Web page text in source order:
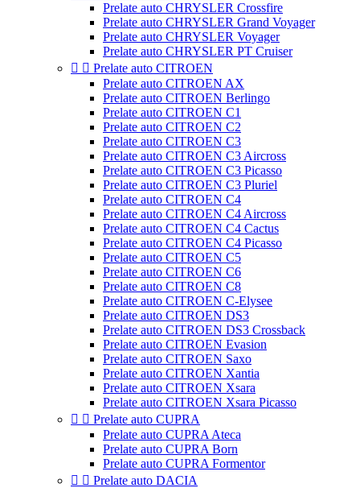
Prelate auto CHRYSLER Crossfire
Prelate auto CHRYSLER Grand Voyager
Prelate auto CHRYSLER Voyager
Prelate auto CHRYSLER PT Cruiser
  Prelate auto CITROEN
Prelate auto CITROEN AX
Prelate auto CITROEN Berlingo
Prelate auto CITROEN C1
Prelate auto CITROEN C2
Prelate auto CITROEN C3
Prelate auto CITROEN C3 Aircross
Prelate auto CITROEN C3 Picasso
Prelate auto CITROEN C3 Pluriel
Prelate auto CITROEN C4
Prelate auto CITROEN C4 Aircross
Prelate auto CITROEN C4 Cactus
Prelate auto CITROEN C4 Picasso
Prelate auto CITROEN C5
Prelate auto CITROEN C6
Prelate auto CITROEN C8
Prelate auto CITROEN C-Elysee
Prelate auto CITROEN DS3
Prelate auto CITROEN DS3 Crossback
Prelate auto CITROEN Evasion
Prelate auto CITROEN Saxo
Prelate auto CITROEN Xantia
Prelate auto CITROEN Xsara
Prelate auto CITROEN Xsara Picasso
  Prelate auto CUPRA
Prelate auto CUPRA Ateca
Prelate auto CUPRA Born
Prelate auto CUPRA Formentor
  Prelate auto DACIA